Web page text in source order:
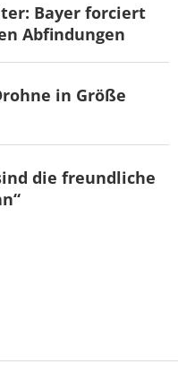
Bayer forciert
Abfindungen
in Größe
die freundliche